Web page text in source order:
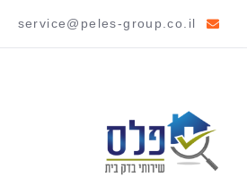
service@peles-group.co.il